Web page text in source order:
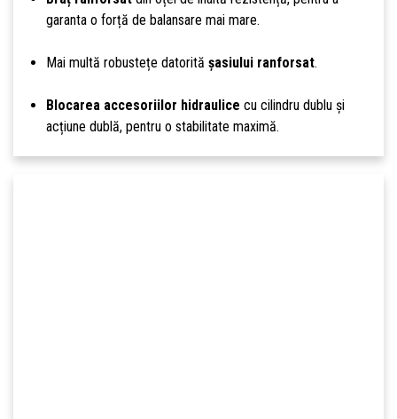
garanta o forță de balansare mai mare.
Mai multă robustețe datorită șasiului ranforsat.
Blocarea accesoriilor hidraulice cu cilindru dublu și
acțiune dublă, pentru o stabilitate maximă.